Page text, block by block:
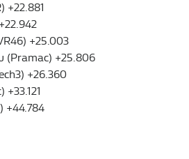
+22.881
+25.003
(Pramac) +25.806
+26.360
+44.784